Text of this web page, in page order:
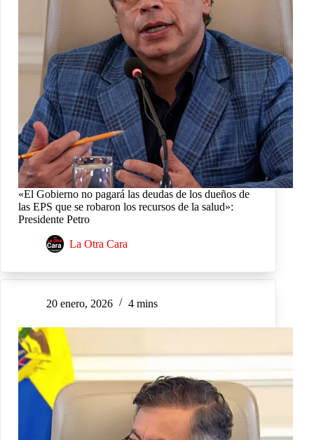
«El Gobierno no pagará las deudas de los dueños de
las EPS que se robaron los recursos de la salud»:
Presidente Petro
La Otra Cara
20 enero, 2026 4 mins